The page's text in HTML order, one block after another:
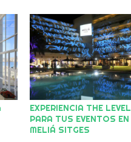
EXPERIENCIA THE LEVEL
PARA TUS EVENTOS EN
MELIÁ SITGES